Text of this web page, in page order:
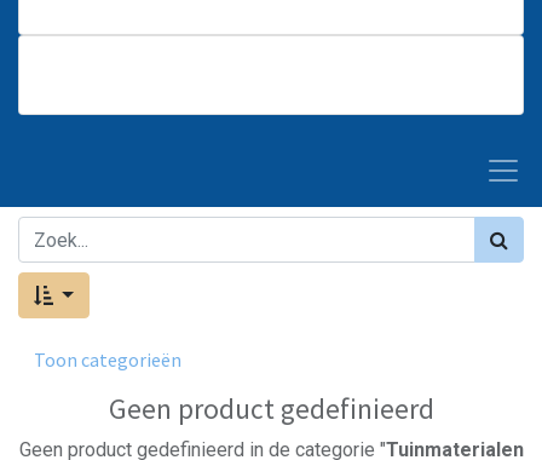
Toon categorieën
Geen product gedefinieerd
Geen product gedefinieerd in de categorie "Tuinmaterialen